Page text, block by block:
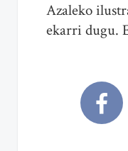
Azaleko
ekarri dugu.